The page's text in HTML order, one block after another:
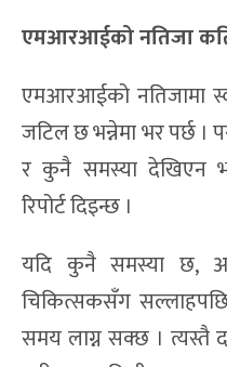
एमआरआईको नतिजा
एमआरआईको नतिजामा
जटिल छ भन्नेमा भर पर्छ ।
र कुनै समस्या देखिएन
रिपोर्ट दिइन्छ ।
यदि कुनै समस्या छ,
चिकित्सकसँग
समय लाग्न सक्छ । त्यस्तै